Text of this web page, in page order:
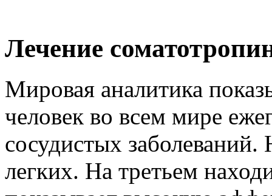
Лечение
Мировая аналитика
человек во всем мире
сосудистых заболеваний.
легких. На третьем